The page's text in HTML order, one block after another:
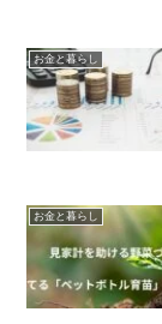
お金と暮らし
お金と暮らし